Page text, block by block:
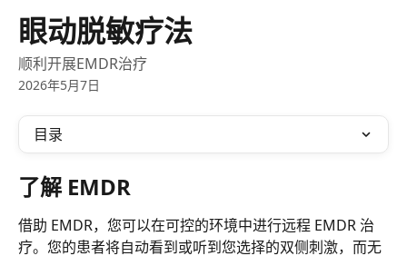
眼动脱敏疗法
顺利开展EMDR治疗
2026年5月7日
目录
了解 EMDR
借助 EMDR，您可以在可控的环境中进行远程 EMDR 治
疗。您的患者将自动看到或听到您选择的双侧刺激，而无